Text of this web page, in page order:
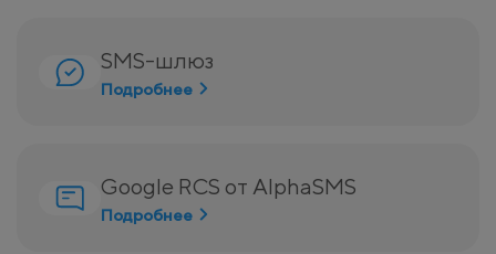
SMS-шлюз
Подробнее
Google RCS от AlphaSMS
Подробнее